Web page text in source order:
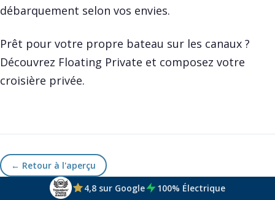
débarquement selon vos envies.
Prêt pour votre propre bateau sur les canaux ?
Découvrez Floating Private et composez votre
croisière privée.
← Retour à l'aperçu
4,8 sur Google
100% Électrique